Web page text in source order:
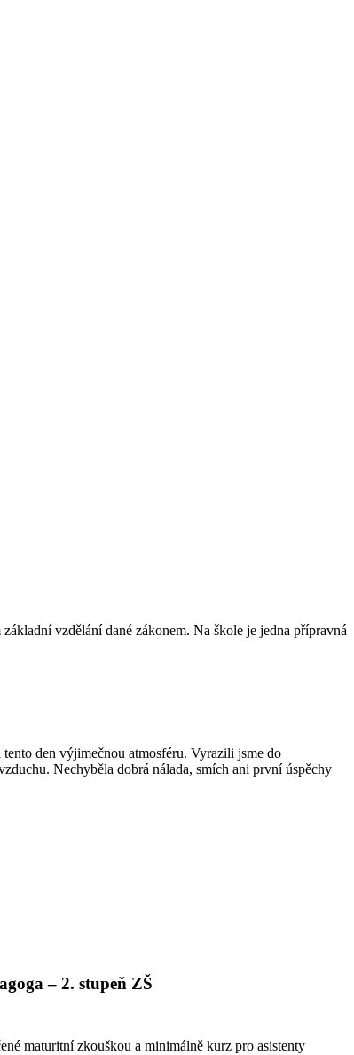
vzdělání dané zákonem. Na škole je jedna přípravná
den výjimečnou atmosféru. Vyrazili jsme do
Nechyběla dobrá nálada, smích ani první úspěchy
– 2. stupeň ZŠ
maturitní zkouškou a minimálně kurz pro asistenty